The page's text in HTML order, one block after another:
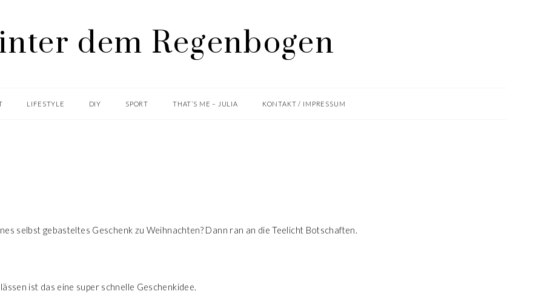
LIFESTYLE DIY SPORT THAT’S ME – JULIA KONTAKT / IMPRESSUM
selbst gebasteltes Geschenk zu Weihnachten? Dann ran an die Teelicht Botschaften.
ist das eine super schnelle Geschenkidee.